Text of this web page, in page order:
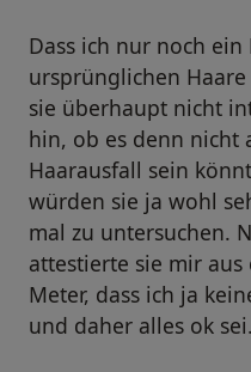
Dass ich nur noch
ursprünglichen
sie überhaupt nicht
hin, ob es denn nicht
Haarausfall sein
würden sie ja wohl
mal zu untersuchen.
attestierte sie mir
Meter, dass ich ja
und daher alles ok sei.